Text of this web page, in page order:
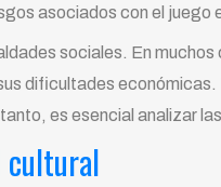
asociados con el juego
sociales. En
dificultades
es esencial analizar
cultural